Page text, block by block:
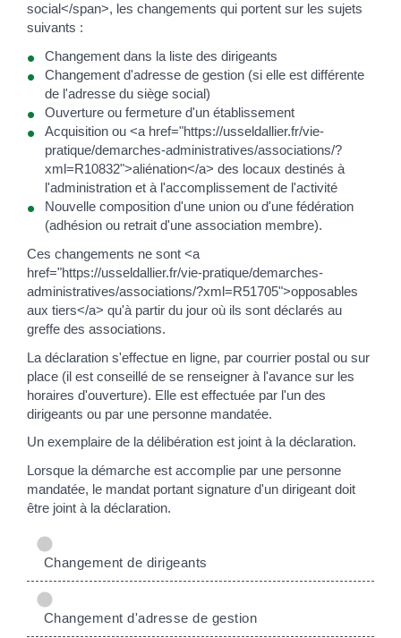
social</span>, les changements qui portent sur les sujets
suivants :
Changement dans la liste des dirigeants
Changement d'adresse de gestion (si elle est différente
de l'adresse du siège social)
Ouverture ou fermeture d'un établissement
Acquisition ou <a href="https://usseldallier.fr/vie-
pratique/demarches-administratives/associations/?
xml=R10832">aliénation</a> des locaux destinés à
l'administration et à l'accomplissement de l'activité
Nouvelle composition d'une union ou d'une fédération
(adhésion ou retrait d'une association membre).
Ces changements ne sont <a
href="https://usseldallier.fr/vie-pratique/demarches-
administratives/associations/?xml=R51705">opposables
aux tiers</a> qu'à partir du jour où ils sont déclarés au
greffe des associations.
La déclaration s'effectue en ligne, par courrier postal ou sur
place (il est conseillé de se renseigner à l'avance sur les
horaires d'ouverture). Elle est effectuée par l'un des
dirigeants ou par une personne mandatée.
Un exemplaire de la délibération est joint à la déclaration.
Lorsque la démarche est accomplie par une personne
mandatée, le mandat portant signature d'un dirigeant doit
être joint à la déclaration.
Changement de dirigeants
Changement d'adresse de gestion